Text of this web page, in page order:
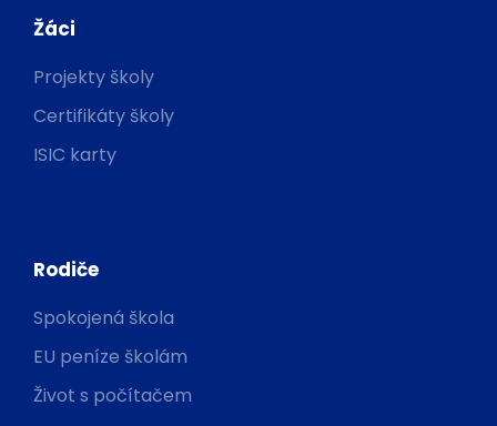
Žáci
Projekty školy
Certifikáty školy
ISIC karty
Rodiče
Spokojená škola
EU peníze školám
Život s počítačem